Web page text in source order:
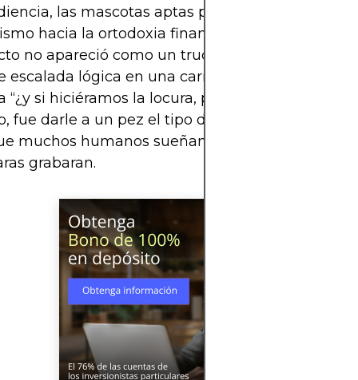
las mascotas aptas para memes y un
hacia la ortodoxia financiera— ya estaban
no apareció como un truco aislado, sino como
escalada lógica en una carrera construida sobre
“¿y si hiciéramos la locura, pero bien?”. La
fue darle a un pez el tipo de acceso directo a
muchos humanos sueñan y, sencillamente,
grabaran.